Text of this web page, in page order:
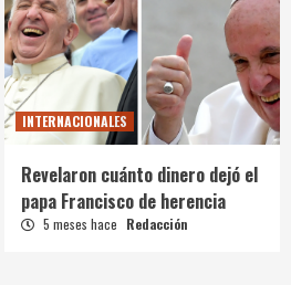
INTERNACIONALES
Revelaron cuánto dinero dejó el
papa Francisco de herencia
5 meses hace Redacción